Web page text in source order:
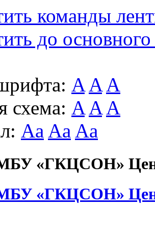
команды
до основного
A A A
схема: A A A
Aa Aa Aa
«ГКЦСОН»
«ГКЦСОН»